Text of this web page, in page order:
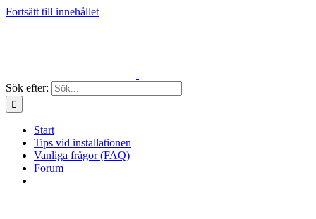
Fortsätt till innehållet
Sök efter:
Start
Tips vid installationen
Vanliga frågor (FAQ)
Forum